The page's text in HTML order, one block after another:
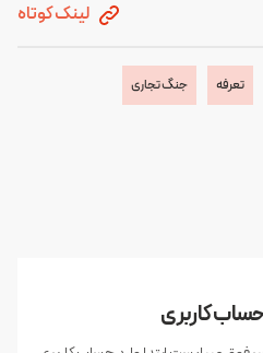
لینک کوتاه
تعرفه جنگ تجاری
کاربری